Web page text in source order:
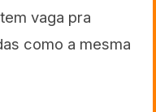
vaga pra
como a mesma